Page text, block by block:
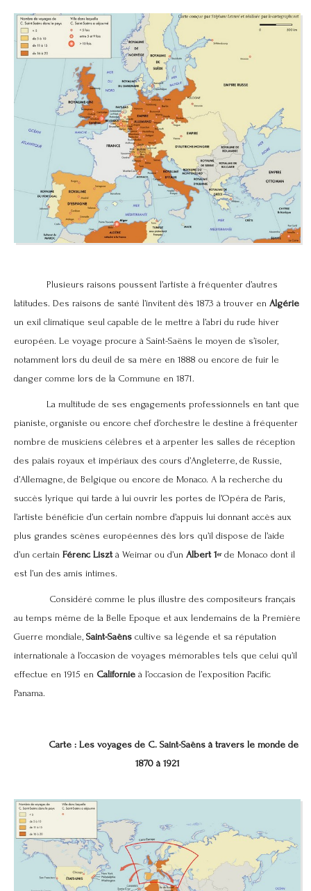
Plusieurs raisons poussent l’artiste à fréquenter d’autres
latitudes. Des raisons de santé l’invitent dès 1873 à trouver en Algérie
un exil climatique seul capable de le mettre à l’abri du rude hiver
européen. Le voyage procure à Saint-Saëns le moyen de s’isoler,
notamment lors du deuil de sa mère en 1888 ou encore de fuir le
danger comme lors de la Commune en 1871.
La multitude de ses engagements professionnels en tant que
pianiste, organiste ou encore chef d’orchestre le destine à fréquenter
nombre de musiciens célèbres et à arpenter les salles de réception
des palais royaux et impériaux des cours d’Angleterre, de Russie,
d’Allemagne, de Belgique ou encore de Monaco. A la recherche du
succès lyrique qui tarde à lui ouvrir les portes de l’Opéra de Paris,
l’artiste bénéficie d’un certain nombre d’appuis lui donnant accès aux
plus grandes scènes européennes dès lors qu’il dispose de l’aide
d’un certain Férenc Lisztà Weimar ou d’un Albert 1erde Monaco dont il
est l’un des amis intimes.
Considéré comme le plus illustre des compositeurs français
au temps même de la Belle Epoque et aux lendemains de la Première
Guerre mondiale, Saint-Saëns cultive sa légende et sa réputation
internationale à l’occasion de voyages mémorables tels que celui qu’il
effectue en 1915 en Californie à l’occasion de l’exposition Pacific
Panama.
Carte : Les voyages de C. Saint-Saëns à travers le monde de
1870 à 1921